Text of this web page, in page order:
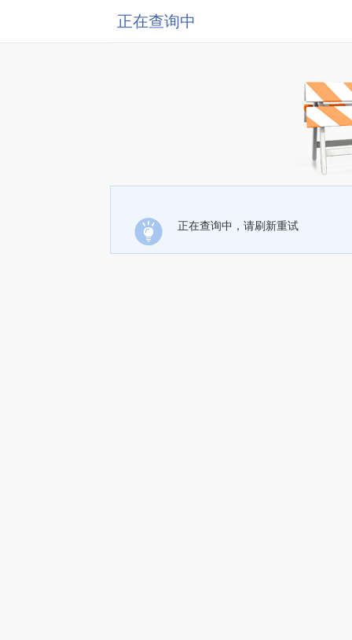
正在查询中
正在查询中，请刷新重试